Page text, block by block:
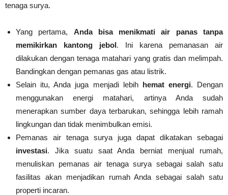
tenaga surya.
Yang pertama, Anda bisa menikmati air panas tanpa
memikirkan kantong jebol. Ini karena pemanasan air
dilakukan dengan tenaga matahari yang gratis dan melimpah.
Bandingkan dengan pemanas gas atau listrik.
Selain itu, Anda juga menjadi lebih hemat energi. Dengan
menggunakan energi matahari, artinya Anda sudah
menerapkan sumber daya terbarukan, sehingga lebih ramah
lingkungan dan tidak menimbulkan emisi.
Pemanas air tenaga surya juga dapat dikatakan sebagai
investasi. Jika suatu saat Anda berniat menjual rumah,
menuliskan pemanas air tenaga surya sebagai salah satu
fasilitas akan menjadikan rumah Anda sebagai salah satu
properti incaran.